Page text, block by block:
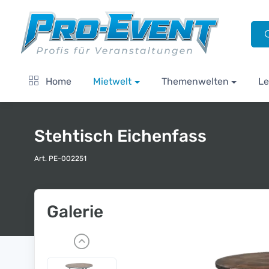
Home Mietwelt Themenwelten
Stehtisch Eichenfass
Art. PE-002251
Galerie
P
r